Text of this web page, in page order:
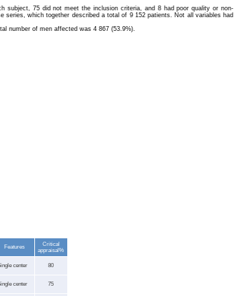
subject, 75 did not meet the inclusion criteria, and 8 had poor quality or non-
which together described a total of 9 152 patients. Not all variables had
number of men affected was 4 867 (53.9%).
Features
Critical
appraisal%
center 80
center 75